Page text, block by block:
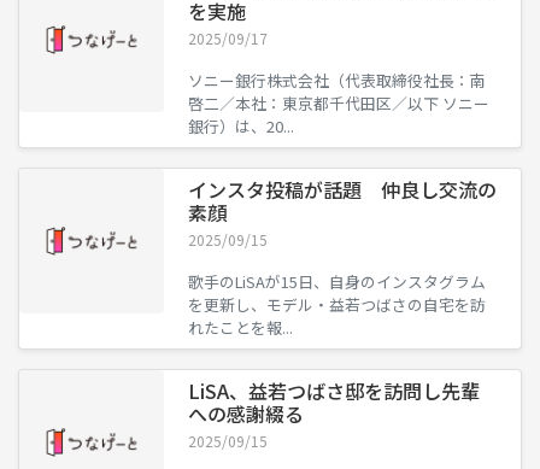
を実施
2025/09/17
ソニー銀行株式会社（代表取締役社長：南
啓二／本社：東京都千代田区／以下 ソニー
銀行）は、20...
インスタ投稿が話題 仲良し交流の
素顔
2025/09/15
歌手のLiSAが15日、自身のインスタグラム
を更新し、モデル・益若つばさの自宅を訪
れたことを報...
LiSA、益若つばさ邸を訪問し先輩
への感謝綴る
2025/09/15